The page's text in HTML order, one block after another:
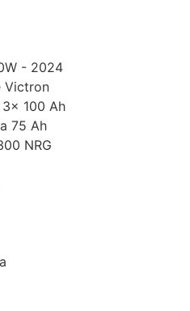
- 2024
Victron
100 Ah
75 Ah
NRG